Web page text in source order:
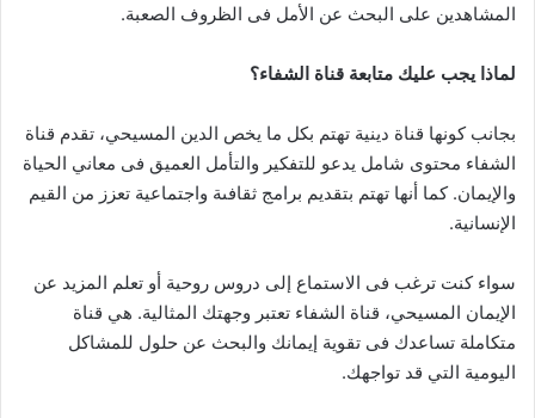
المشاهدين على البحث عن الأمل فى الظروف الصعبة.
لماذا يجب عليك متابعة قناة الشفاء؟
بجانب كونها قناة دينية تهتم بكل ما يخص الدين المسيحي، تقدم قناة
الشفاء محتوى شامل يدعو للتفكير والتأمل العميق فى معاني الحياة
والإيمان. كما أنها تهتم بتقديم برامج ثقافىة واجتماعية تعزز من القيم
الإنسانية.
سواء كنت ترغب فى الاستماع إلى دروس روحية أو تعلم المزيد عن
الإيمان المسيحي، قناة الشفاء تعتبر وجهتك المثالية. هي قناة
متكاملة تساعدك فى تقوية إيمانك والبحث عن حلول للمشاكل
اليومية التي قد تواجهك.